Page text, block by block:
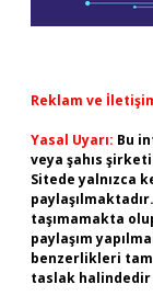
Reklam ve
Yasal Uyarı: Bu
veya şahıs
Sitede yalnızca
taşımamakta
paylaşım
benzerlikleri
taslak halindedir